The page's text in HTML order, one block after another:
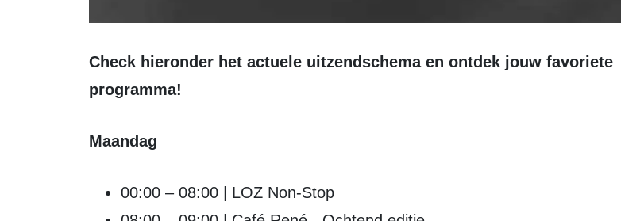
Check hieronder het actuele uitzendschema en ontdek jouw favoriete
programma!
Maandag
00:00 – 08:00 | LOZ Non-Stop